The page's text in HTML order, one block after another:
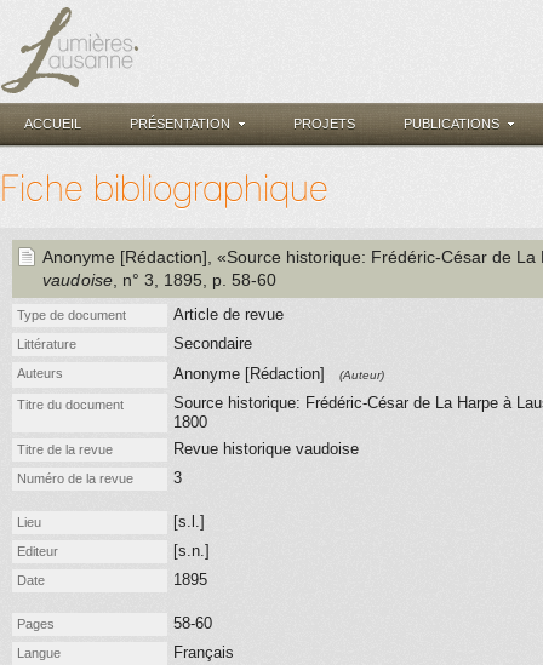
ACCUEIL PRÉSENTATION PROJETS PUBLICATIONS
Fiche bibliographique
Anonyme [Rédaction] , «Source historique: Frédéric-César de
vaudoise , n° 3 , 1895 , p. 58-60
Type de document Article de revue
Littérature Secondaire
Auteurs Anonyme [Rédaction] (Auteur)
Titre du document
Source historique: Frédéric-César de La Harpe à
1800
Titre de la revue Revue historique vaudoise
Numéro de la revue 3
Lieu [s.l.]
Editeur [s.n.]
Date 1895
Pages 58-60
Langue Français